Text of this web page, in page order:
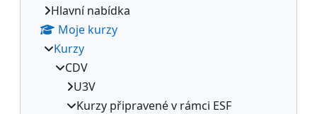
Hlavní nabídka
Moje kurzy
Kurzy
CDV
U3V
Kurzy připravené v rámci ESF